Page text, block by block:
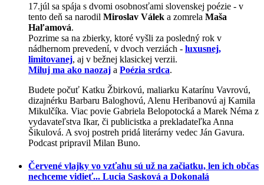
17.júl sa spája s dvomi osobnosťami slovenskej poézie - v
tento deň sa narodil Miroslav Válek a zomrela Maša
Haľamová.
Pozrime sa na zbierky, ktoré vyšli za posledný rok v
nádhernom prevedení, v dvoch verziách - luxusnej,
limitovanej, aj v bežnej klasickej verzii.
Miluj ma ako naozaj a Poézia srdca.
Budete počuť Katku Žbirkovú, maliarku Katarínu Vavrovú,
dizajnérku Barbaru Baloghovú, Alenu Heribanovú aj Kamila
Mikulčíka. Viac povie Gabriela Belopotocká a Marek Néma z
vydavateľstva Ikar, či publicistka a prekladateľka Anna
Šikulová. A svoj postreh pridá literárny vedec Ján Gavura.
Podcast pripravil Milan Buno.
Červené vlajky vo vzťahu sú už na začiatku, len ich občas
nechceme vidieť... Lucia Sasková a Dokonalá